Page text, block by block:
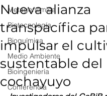
Metagenómica
Biotecnología
Bioquímica
Medio Ambiente
Bioingeniería
Conferencia
Nueva alianza
transpacífica
impulsar el
sustentable del
cochayuyo